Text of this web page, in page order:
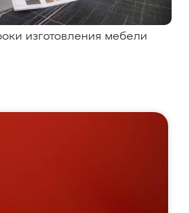
изготовления мебели